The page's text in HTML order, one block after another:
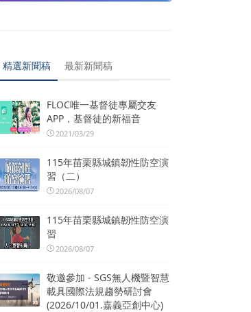
精選新聞稿 最新新聞稿
FLOC唯一基督徒專屬交友
APP，基督徒的新福音
2021/03/29
115年苗栗縣城鎮韌性防空演
習（二）
2026/08/07
115年苗栗縣城鎮韌性防空演
習
2026/08/07
敬邀參加 - SGS無人機暨智慧
載具國際法規趨勢研討會
(2026/10/01.嘉義亞創中心)